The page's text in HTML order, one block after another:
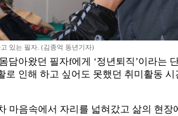
있는 필자. (김종억 동년기자)
아왔던 필자f에게 ‘정년퇴직’이라
인해 하고 싶어도 못했던 취미활동
마음속에서 자리를 넓혀갔고 삶의 현